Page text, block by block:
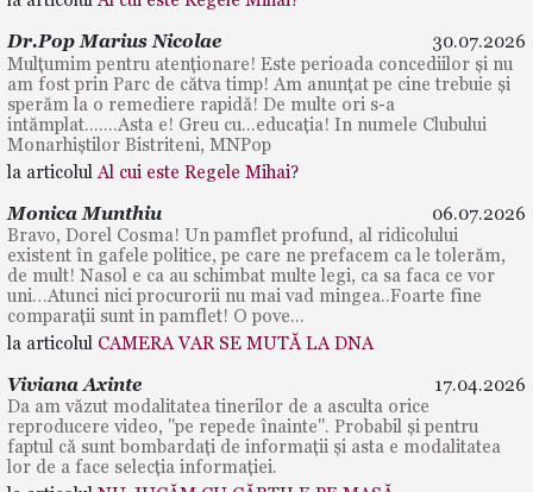
Dr.Pop Marius Nicolae
30.07.2026
Mulțumim pentru atenționare! Este perioada concediilor și nu
am fost prin Parc de cătva timp! Am anunțat pe cine trebuie și
sperăm la o remediere rapidă! De multe ori s-a
intămplat.......Asta e! Greu cu...educația! In numele Clubului
Monarhiștilor Bistriteni, MNPop
la articolul Al cui este Regele Mihai?
Monica Munthiu
06.07.2026
Bravo, Dorel Cosma! Un pamflet profund, al ridicolului
existent în gafele politice, pe care ne prefacem ca le tolerăm,
de mult! Nasol e ca au schimbat multe legi, ca sa faca ce vor
uni…Atunci nici procurorii nu mai vad mingea..Foarte fine
comparații sunt in pamflet! O pove...
la articolul CAMERA VAR SE MUTĂ LA DNA
Viviana Axinte
17.04.2026
Da am văzut modalitatea tinerilor de a asculta orice
reproducere video, "pe repede înainte". Probabil și pentru
faptul că sunt bombardați de informații și asta e modalitatea
lor de a face selecția informației.